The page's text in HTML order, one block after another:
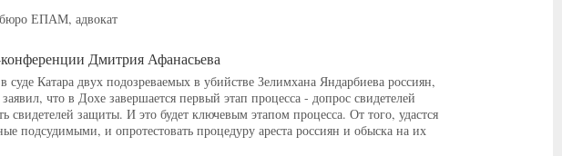
бюро ЕПАМ, адвокат
Дмитрия Афанасьева
Катара двух подозреваемых в убийстве Зелимхана Яндарбиева россиян,
что в Дохе завершается первый этап процесса - допрос свидетелей
свидетелей защиты. И это будет ключевым этапом процесса. От того, удастся
подсудимыми, и опротестовать процедуру ареста россиян и обыска на их